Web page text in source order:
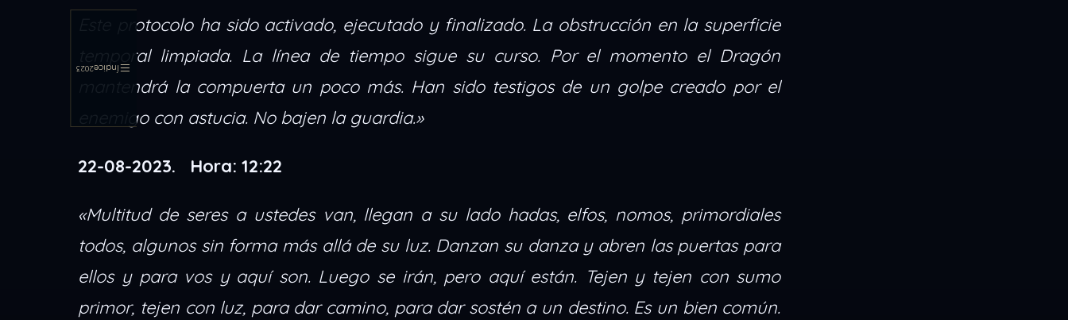
Índice
2023
Este protocolo ha sido activado, ejecutado y finalizado. La obstrucción en la superficie
temporal limpiada. La línea de tiempo sigue su curso. Por el momento el Dragón
mantendrá la compuerta un poco más. Han sido testigos de un golpe creado por el
enemigo con astucia. No bajen la guardia.»
22-08-2023. Hora: 12:22
«Multitud de seres a ustedes van, llegan a su lado hadas, elfos, nomos, primordiales
todos, algunos sin forma más allá de su luz. Danzan su danza y abren las puertas para
ellos y para vos y aquí son. Luego se irán, pero aquí están. Tejen y tejen con sumo
primor, tejen con luz, para dar camino, para dar sostén a un destino. Es un bien común.